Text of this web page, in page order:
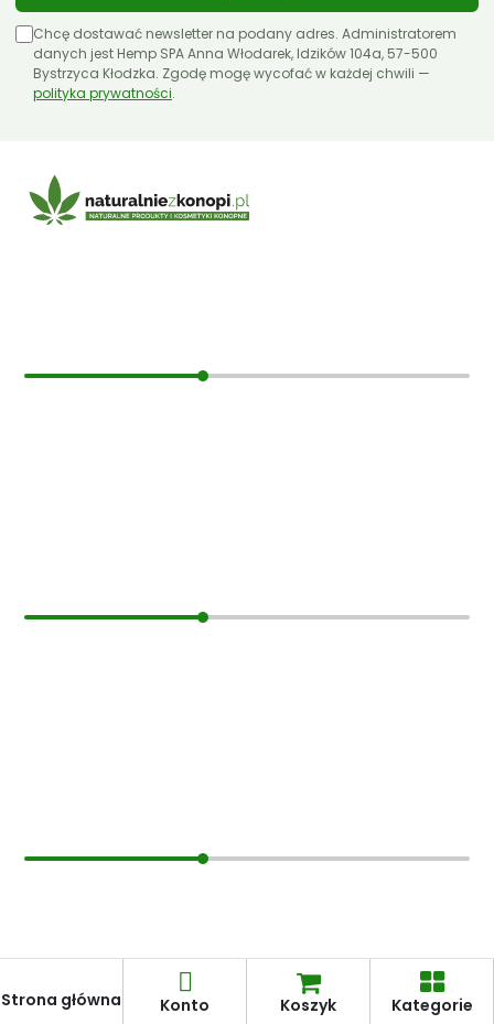
Chcę dostawać newsletter na podany adres. Administratorem
danych jest Hemp SPA Anna Włodarek, Idzików 104a, 57-500
Bystrzyca Kłodzka. Zgodę mogę wycofać w każdej chwili —
polityka prywatności.
Strona główna Konto Koszyk Kategorie
Regulamin
Polityka prywatności